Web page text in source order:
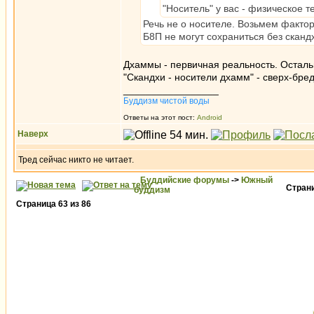
"Носитель" у вас - физическое
Речь не о носителе. Возьмем
Б8П не могут сохраниться без
Дхаммы - первичная реальность.
"Скандхи - носители дхамм" - сверх-
Буддизм чистой воды
Ответы на этот пост: Android
Наверх
Тред сейчас никто не читает.
Буддийские форумы -> Южный
буддизм
Страница 63 из 86